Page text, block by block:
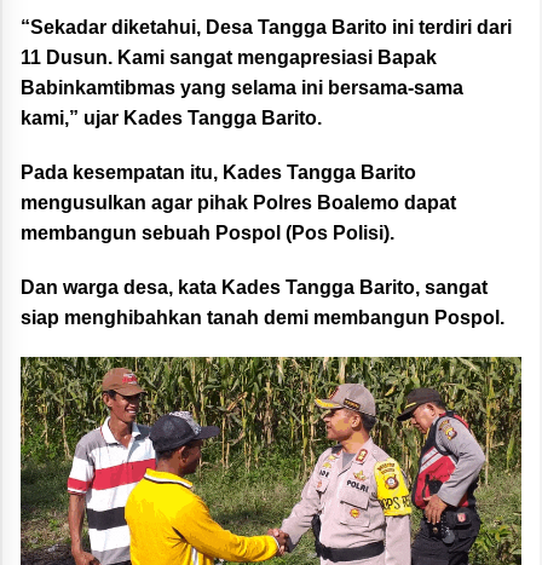
“Sekadar diketahui, Desa Tangga Barito ini terdiri dari
11 Dusun. Kami sangat mengapresiasi Bapak
Babinkamtibmas yang selama ini bersama-sama
kami,” ujar Kades Tangga Barito.
Pada kesempatan itu, Kades Tangga Barito
mengusulkan agar pihak Polres Boalemo dapat
membangun sebuah Pospol (Pos Polisi).
Dan warga desa, kata Kades Tangga Barito, sangat
siap menghibahkan tanah demi membangun Pospol.